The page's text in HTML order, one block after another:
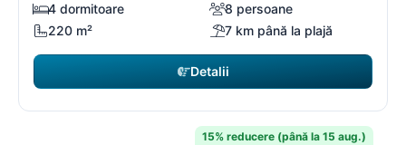
4 dormitoare
8 persoane
220 m²
7 km până la plajă
Detalii
15% reducere (până la 15 aug.)